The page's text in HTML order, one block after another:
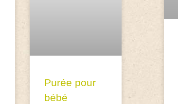
Purée pour
bébé